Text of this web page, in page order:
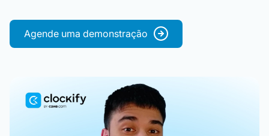
Agende uma demonstração